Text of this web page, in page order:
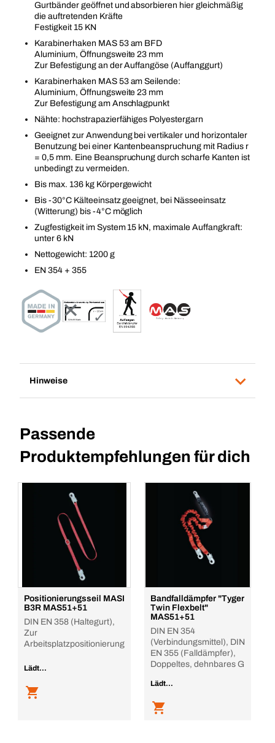
Gurtbänder geöffnet und absorbieren hier gleichmäßig
die auftretenden Kräfte
Festigkeit 15 KN
Karabinerhaken MAS 53 am BFD
Aluminium, Öffnungsweite 23 mm
Zur Befestigung an der Auffangöse (Auffanggurt)
Karabinerhaken MAS 53 am Seilende:
Aluminium, Öffnungsweite 23 mm
Zur Befestigung am Anschlagpunkt
Nähte: hochstrapazierfähiges Polyestergarn
Geeignet zur Anwendung bei vertikaler und horizontaler
Benutzung bei einer Kantenbeanspruchung mit Radius r
= 0,5 mm. Eine Beanspruchung durch scharfe Kanten ist
unbedingt zu vermeiden.
Bis max. 136 kg Körpergewicht
Bis -30°C Kälteeinsatz geeignet, bei Nässeeinsatz
(Witterung) bis -4°C möglich
Zugfestigkeit im System 15 kN, maximale Auffangkraft:
unter 6 kN
Nettogewicht: 1200 g
EN 354 + 355
Hinweise
Passende
Produktempfehlungen für dich
Positionierungsseil MASI
B3R MAS51+51
DIN EN 358 (Haltegurt),
Zur
Arbeitsplatzpositionierung
Lädt...
Bandfalldämpfer "Tyger
Twin Flexbelt"
MAS51+51
DIN EN 354
(Verbindungsmittel), DIN
EN 355 (Falldämpfer),
Doppeltes, dehnbares G
Lädt...